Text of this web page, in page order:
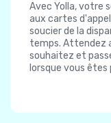
Avec Yolla, votre
aux cartes
soucier de la
temps. Attendez
souhaitez et
lorsque vous êtes